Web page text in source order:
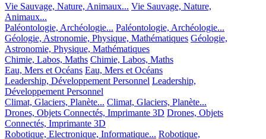
Vie Sauvage, Nature, Animaux... Vie Sauvage, Nature,
Animaux...
Paléontologie, Archéologie... Paléontologie, Archéologie...
Géologie, Astronomie, Physique, Mathématiques Géologie,
Astronomie, Physique, Mathématiques
Chimie, Labos, Maths Chimie, Labos, Maths
Eau, Mers et Océans Eau, Mers et Océans
Leadership, Développement Personnel Leadership,
Développement Personnel
Climat, Glaciers, Planète... Climat, Glaciers, Planète...
Drones, Objets Connectés, Imprimante 3D Drones, Objets
Connectés, Imprimante 3D
Robotique, Electronique, Informatique... Robotique,